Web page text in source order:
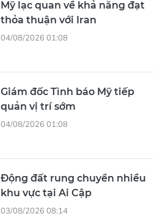
Mỹ lạc quan về khả năng đạt
thỏa thuận với Iran
04/08/2026 01:08
Giám đốc Tình báo Mỹ tiếp
quản vị trí sớm
04/08/2026 01:08
Động đất rung chuyển nhiều
khu vực tại Ai Cập
03/08/2026 08:14